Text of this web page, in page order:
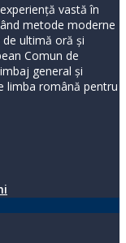
vastă în
metode moderne
ultimă oră și
Comun de
general şi
limba română pentru